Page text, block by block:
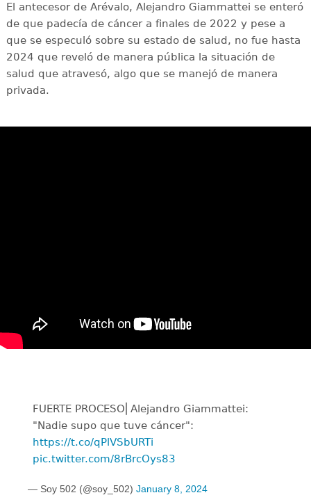
El antecesor de Arévalo, Alejandro Giammattei se enteró
de que padecía de cáncer a finales de 2022 y pese a
que se especuló sobre su estado de salud, no fue hasta
2024 que reveló de manera pública la situación de
salud que atravesó, algo que se manejó de manera
privada.
FUERTE PROCESO⎜Alejandro Giammattei:
"Nadie supo que tuve cáncer":
https://t.co/qPlVSbURTi
pic.twitter.com/8rBrcOys83
— Soy 502 (@soy_502) January 8, 2024